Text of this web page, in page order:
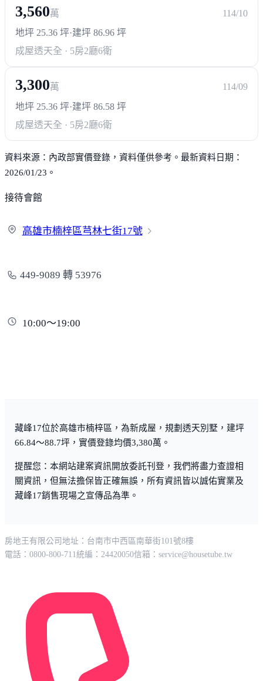
3,560萬
114/10
地坪 25.36 坪·建坪 86.96 坪
成屋透天全 · 5房2廳6衛
3,300萬
114/09
地坪 25.36 坪·建坪 86.58 坪
成屋透天全 · 5房2廳6衛
資料來源：內政部實價登錄，資料僅供參考。最新資料日期：
2026/01/23。
接待會館
高雄市楠梓區芎林七街17號
449-9089 轉 53976
10:00～19:00
藏峰17位於高雄市楠梓區，為新成屋，規劃透天別墅，建坪
66.84～88.7坪，實價登錄均價3,380萬。
提醒您：本網站建案資訊開放委託刊登，我們將盡力查證相
關資訊，但無法擔保皆正確無誤，所有資訊皆以誠佑實業及
藏峰17銷售現場之宣傳品為準。
房地王有限公司 地址：台南市中西區南華街101號8樓
電話：0800-800-711統編：24420050信箱： service@housetube.tw